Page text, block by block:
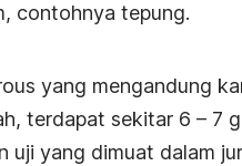
contohnya tepung.
yang mengandung
terdapat sekitar 6 – 7
uji yang dimuat dalam